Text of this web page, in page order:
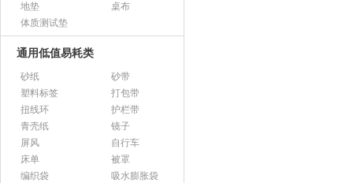
地垫
桌布
体质测试垫
通用低值易耗类
砂纸
砂带
塑料标签
打包带
扭线环
护栏带
青壳纸
镜子
屏风
自行车
床单
被罩
编织袋
吸水膨胀袋